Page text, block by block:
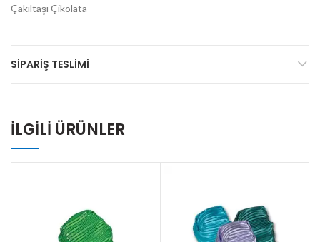
Çakıltaşı Çikolata
SIPARIŞ TESLIMI
İLGILI ÜRÜNLER